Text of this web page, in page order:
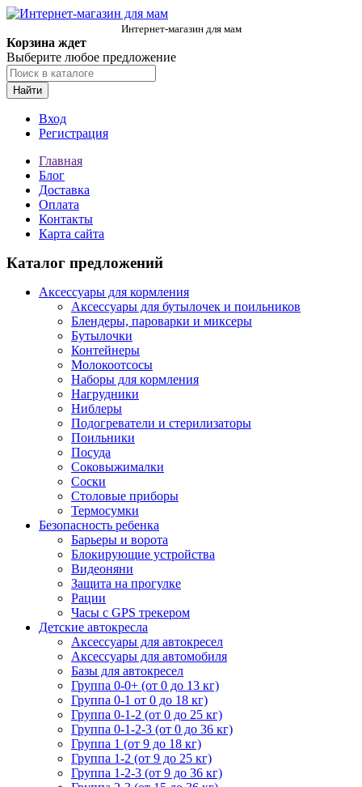
Интернет-магазин для мам
Корзина ждет
Выберите любое предложение
Найти
Вход
Регистрация
Главная
Блог
Доставка
Оплата
Контакты
Карта сайта
Каталог предложений
Аксессуары для кормления
Аксессуары для бутылочек и поильников
Блендеры, пароварки и миксеры
Бутылочки
Контейнеры
Молокоотсосы
Наборы для кормления
Нагрудники
Ниблеры
Подогреватели и стерилизаторы
Поильники
Посуда
Соковыжималки
Соски
Столовые приборы
Термосумки
Безопасность ребенка
Барьеры и ворота
Блокирующие устройства
Видеоняни
Защита на прогулке
Рации
Часы с GPS трекером
Детские автокресла
Аксессуары для автокресел
Аксессуары для автомобиля
Базы для автокресел
Группа 0-0+ (от 0 до 13 кг)
Группа 0-1 от 0 до 18 кг)
Группа 0-1-2 (от 0 до 25 кг)
Группа 0-1-2-3 (от 0 до 36 кг)
Группа 1 (от 9 до 18 кг)
Группа 1-2 (от 9 до 25 кг)
Группа 1-2-3 (от 9 до 36 кг)